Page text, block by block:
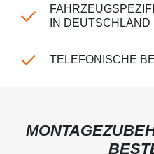
IN DEUTSCHLAND
TELEFONISCHE